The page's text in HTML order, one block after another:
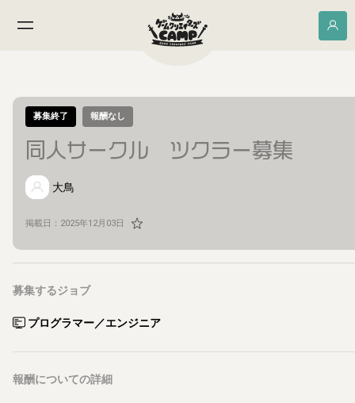
募集終了 報酬なし
同人サークル ツクラー募集
大鳥
掲載日： 2025年12月03日
募集するジョブ
プログラマー／エンジニア
報酬についての詳細